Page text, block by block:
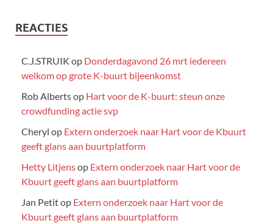
REACTIES
C.J.STRUIK op Donderdagavond 26 mrt iedereen
welkom op grote K-buurt bijeenkomst
Rob Albertsop Hart voor de K-buurt: steun onze
crowdfunding actie svp
Cheryl op Extern onderzoek naar Hart voor de Kbuurt
geeft glans aan buurtplatform
Hetty Litjensop Extern onderzoek naar Hart voor de
Kbuurt geeft glans aan buurtplatform
Jan Petitop Extern onderzoek naar Hart voor de
Kbuurt geeft glans aan buurtplatform